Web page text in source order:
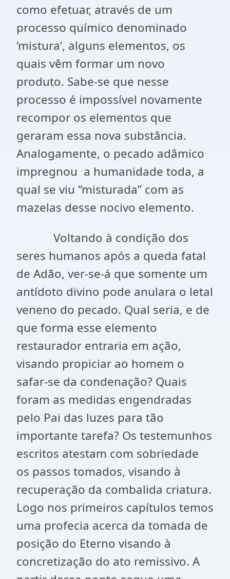
como efetuar, através de um
processo químico denominado
‘mistura’, alguns elementos, os
quais vêm formar um novo
produto. Sabe-se que nesse
processo é impossível novamente
recompor os elementos que
geraram essa nova substância.
Analogamente, o pecado adâmico
impregnou a humanidade toda, a
qual se viu “misturada” com as
mazelas desse nocivo elemento.
Voltando à condição dos
seres humanos após a queda fatal
de Adão, ver-se-á que somente um
antídoto divino pode anulara o letal
veneno do pecado. Qual seria, e de
que forma esse elemento
restaurador entraria em ação,
visando propiciar ao homem o
safar-se da condenação? Quais
foram as medidas engendradas
pelo Pai das luzes para tão
importante tarefa? Os testemunhos
escritos atestam com sobriedade
os passos tomados, visando à
recuperação da combalida criatura.
Logo nos primeiros capítulos temos
uma profecia acerca da tomada de
posição do Eterno visando à
concretização do ato remissivo. A